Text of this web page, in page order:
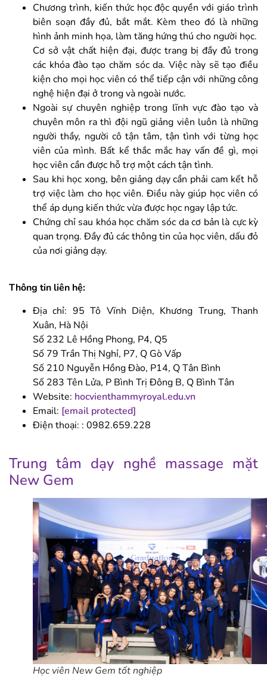
Chương trình, kiến thức học độc quyền với giáo trình
biên soạn đầy đủ, bắt mắt. Kèm theo đó là những
hình ảnh minh họa, làm tăng hứng thú cho người học.
Cơ sở vật chất hiện đại, được trang bị đầy đủ trong
các khóa đào tạo chăm sóc da. Việc này sẽ tạo điều
kiện cho mọi học viên có thể tiếp cận với những công
nghệ hiện đại ở trong và ngoài nước.
Ngoài sự chuyên nghiệp trong lĩnh vực đào tạo và
chuyên môn ra thì đội ngũ giảng viên luôn là những
người thầy, người cô tận tâm, tận tình với từng học
viên của mình. Bất kể thắc mắc hay vấn đề gì, mọi
học viên cần được hỗ trợ một cách tận tình.
Sau khi học xong, bên giảng dạy cần phải cam kết hỗ
trợ việc làm cho học viên. Điều này giúp học viên có
thể áp dụng kiến thức vừa được học ngay lập tức.
Chứng chỉ sau khóa học chăm sóc da cơ bản là cực kỳ
quan trọng. Đầy đủ các thông tin của học viên, dấu đỏ
của nơi giảng dạy.
Thông tin liên hệ:
Địa chỉ: 95 Tô Vĩnh Diện, Khương Trung, Thanh
Xuân, Hà Nội
Số 232 Lê Hồng Phong, P4, Q5
Số 79 Trần Thị Nghỉ, P7, Q Gò Vấp
Số 210 Nguyễn Hồng Đào, P14, Q Tân Bình
Số 283 Tên Lửa, P Bình Trị Đông B, Q Bình Tân
Website: hocvienthammyroyal.edu.vn
Email: [email protected]
Điện thoại: : 0982.659.228
Trung tâm dạy nghề massage mặt
New Gem
Học viên New Gem tốt nghiệp